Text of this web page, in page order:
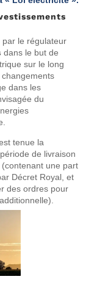
par le régulateur
dans le but de
sur le long
dans les
du
tenue la
de livraison
une part
Décret Royal, et
des ordres pour